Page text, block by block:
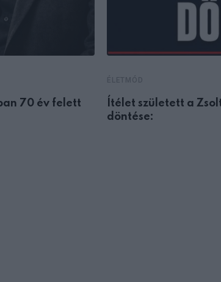
70 év felett
Ítélet született a
döntése: